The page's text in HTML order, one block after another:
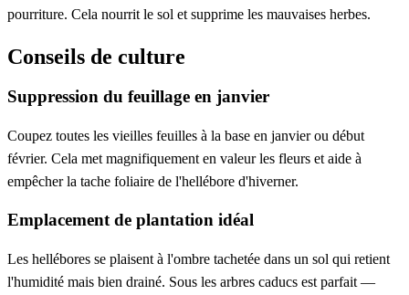
pourriture. Cela nourrit le sol et supprime les mauvaises herbes.
Conseils de culture
Suppression du feuillage en janvier
Coupez toutes les vieilles feuilles à la base en janvier ou début
février. Cela met magnifiquement en valeur les fleurs et aide à
empêcher la tache foliaire de l'hellébore d'hiverner.
Emplacement de plantation idéal
Les hellébores se plaisent à l'ombre tachetée dans un sol qui retient
l'humidité mais bien drainé. Sous les arbres caducs est parfait —